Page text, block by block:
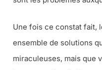
Une fois ce constat fait,
ensemble de solutions
miraculeuses, mais que